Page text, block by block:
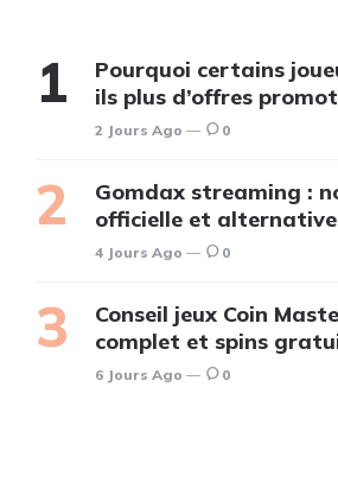
Pourquoi certains
ils plus d’offres
2 Jours Ago 0
Gomdax streaming :
officielle et
4 Jours Ago 0
Conseil jeux Coin
complet et spins
6 Jours Ago 0